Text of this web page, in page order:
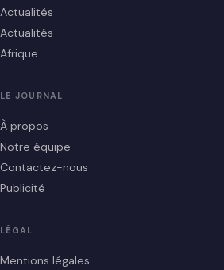
Actualités
Actualités
Afrique
LE JOURNAL
À propos
Notre équipe
Contactez-nous
Publicité
LÉGAL
Mentions légales